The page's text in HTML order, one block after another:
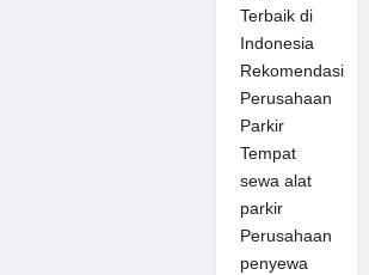
Terbaik di
Indonesia
Rekomendasi
Perusahaan
Parkir
Tempat
sewa alat
parkir
Perusahaan
penyewa